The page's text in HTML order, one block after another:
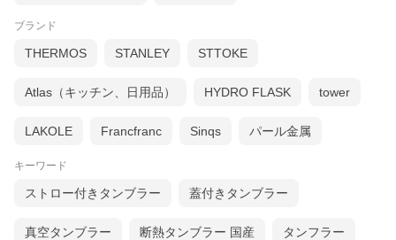
ブランド
THERMOS STANLEY STTOKE
Atlas（キッチン、日用品） HYDRO FLASK tower
LAKOLE Francfranc Sinqs パール金属
キーワード
ストロー付きタンブラー 蓋付きタンブラー
真空タンブラー 断熱タンブラー 国産 タンフラー